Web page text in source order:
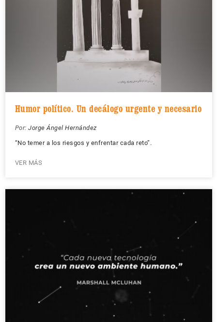
Humor político. Un decálogo urgente y necesario
Por: Jorge Ángel Hernández
“No temer a los riesgos y enfrentar cada reto”.
VER MÁS